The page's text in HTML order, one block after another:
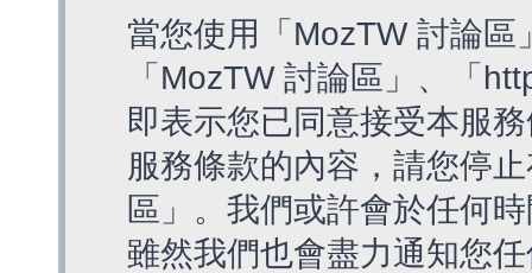
當您使用「MozTW 討論
「MozTW 討論區」、「
即表示您已同意接受本服
服務條款的內容，請您停
區」。我們或許會於任何
雖然我們也會盡力通知您